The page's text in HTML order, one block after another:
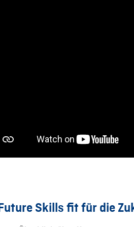
Skills fit für die